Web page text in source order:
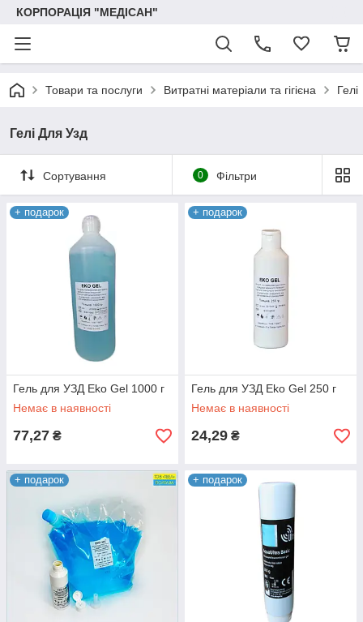
КОРПОРАЦІЯ "МЕДІСАН"
Товари та послуги Витратні матеріали та гігієна Гелі
Гелі Для Узд
Сортування 0 Фільтри
+ подарок
Гель для УЗД Eko Gel 1000 г
Немає в наявності
77,27 ₴
+ подарок
Гель для УЗД Eko Gel 250 г
Немає в наявності
24,29 ₴
+ подарок + подарок